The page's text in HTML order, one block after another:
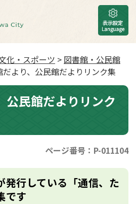
化・スポーツ > 図書館・公民館
だより、公民館だよりリンク集
公民館だよりリンク
ページ番号：P-011104
発行している「通信、た
です